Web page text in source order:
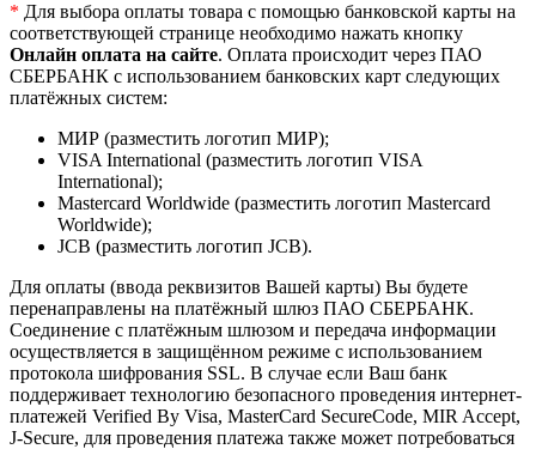
* Для выбора оплаты товара с помощью банковской карты на
соответствующей странице необходимо нажать кнопку
Онлайн оплата на сайте. Оплата происходит через ПАО
СБЕРБАНК с использованием банковских карт следующих
платёжных систем:
МИР (разместить логотип МИР);
VISA International (разместить логотип VISA
International);
Mastercard Worldwide (разместить логотип Mastercard
Worldwide);
JCB (разместить логотип JCB).
Для оплаты (ввода реквизитов Вашей карты) Вы будете
перенаправлены на платёжный шлюз ПАО СБЕРБАНК.
Соединение с платёжным шлюзом и передача информации
осуществляется в защищённом режиме с использованием
протокола шифрования SSL. В случае если Ваш банк
поддерживает технологию безопасного проведения интернет-
платежей Verified By Visa, MasterCard SecureCode, MIR Accept,
J-Secure, для проведения платежа также может потребоваться